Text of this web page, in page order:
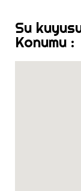
Su
Konumu :